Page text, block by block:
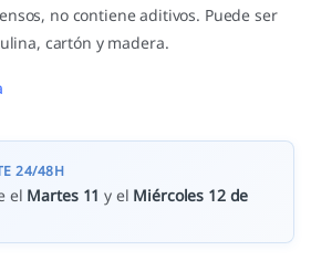
no contiene aditivos. Puede ser
cartón y madera.
24/48H
el Martes 11 y el Miércoles 12 de